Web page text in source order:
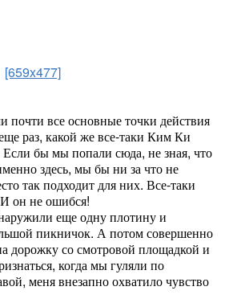
[659x477]
все основные точки действия
раз, какой же все-таки Ким Ки
бы мы попали сюда, не зная, что
здесь, мы бы ни за что не
так подходит для них. Все-таки
он не ошибся!
еще одну плотину и
пикничок. А потом совершенно
дорожку со смотровой площадкой и
когда мы гуляли по
меня внезапно охватило чувство